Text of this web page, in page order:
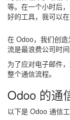
等。在一个小时后
好的工具，我可以
在 Odoo，我们创
流是最浪费公司时
为了应对电子邮件
整个通信流程。
Odoo 的通
以下是 Odoo 通信